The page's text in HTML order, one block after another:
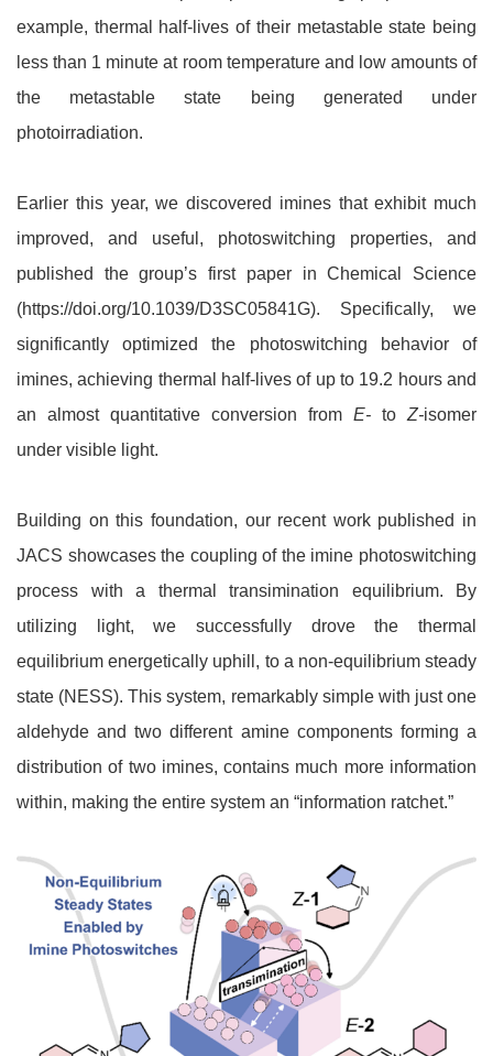
example, thermal half-lives of their metastable state being
less than 1 minute at room temperature and low amounts of
the metastable state being generated under
photoirradiation.
Earlier this year, we discovered imines that exhibit much
improved, and useful, photoswitching properties, and
published the group’s first paper in Chemical Science
(https://doi.org/10.1039/D3SC05841G). Specifically, we
significantly optimized the photoswitching behavior of
imines, achieving thermal half-lives of up to 19.2 hours and
an almost quantitative conversion from E- to Z-isomer
under visible light.
Building on this foundation, our recent work published in
JACS showcases the coupling of the imine photoswitching
process with a thermal transimination equilibrium. By
utilizing light, we successfully drove the thermal
equilibrium energetically uphill, to a non-equilibrium steady
state (NESS). This system, remarkably simple with just one
aldehyde and two different amine components forming a
distribution of two imines, contains much more information
within, making the entire system an “information ratchet.”